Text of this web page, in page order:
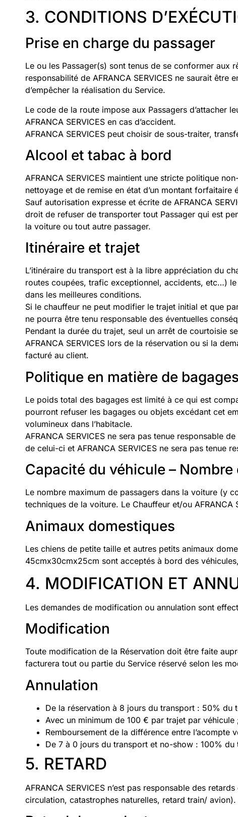
3. CONDITIONS
Prise en charge du passager
Le ou les Passager(s) sont tenus de se conformer aux
responsabilité de AFRANCA SERVICES ne saurait
d’empêcher la réalisation du Service.
Le code de la route impose aux Passagers d’attacher
AFRANCA SERVICES en cas d’accident.
AFRANCA SERVICES peut choisir de sous-traiter,
Alcool et tabac à bord
AFRANCA SERVICES maintient une stricte politique
nettoyage et de remise en état d’un montant forfaitaire
Sauf autorisation expresse et écrite de AFRANCA
droit de refuser de transporter tout Passager qui est
la voiture ou tout autre passager.
Itinéraire et trajet
L’itinéraire du transport est à la libre appréciation du
routes coupées, trafic exceptionnel, accidents, etc…)
dans les meilleures conditions.
Si le chauffeur ne peut modifier le trajet initial et que
ne pourra être tenu responsable des éventuelles
Pendant la durée du trajet, seul un arrêt de courtoisie
AFRANCA SERVICES lors de la réservation ou si la
facturé au client.
Politique en matière de bagages
Le poids total des bagages est limité à ce qui est
pourront refuser les bagages ou objets excédant cet
volumineux dans l’habitacle.
AFRANCA SERVICES ne sera pas tenue responsable
de celui-ci et AFRANCA SERVICES ne sera pas tenue
Capacité du véhicule –
Le nombre maximum de passagers dans la voiture (y
techniques de la voiture. Le Chauffeur et/ou
Animaux domestiques
Les chiens de petite taille et autres petits animaux
45cmx30cmx25cm sont acceptés à bord des
4. MODIFICATION ET
Les demandes de modification ou annulation sont
Modification
Toute modification de la Réservation doit être faite
facturera tout ou partie du Service réservé selon les
Annulation
De la réservation à 8 jours du transport : 50% du
Avec un minimum de 100 € par trajet par véhicule
Remboursement de la différence entre l’acompte
De 7 à 0 jours du transport et no-show : 100% du
5. RETARD
AFRANCA SERVICES n’est pas responsable des
circulation, catastrophes naturelles, retard train/ avion).